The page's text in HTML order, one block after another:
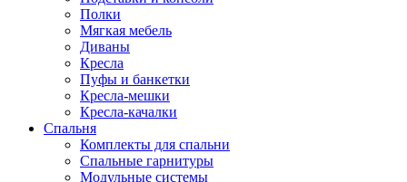
Полки
Мягкая мебель
Диваны
Кресла
Пуфы и банкетки
Кресла-мешки
Кресла-качалки
Спальня
Комплекты для спальни
Спальные гарнитуры
Модульные системы